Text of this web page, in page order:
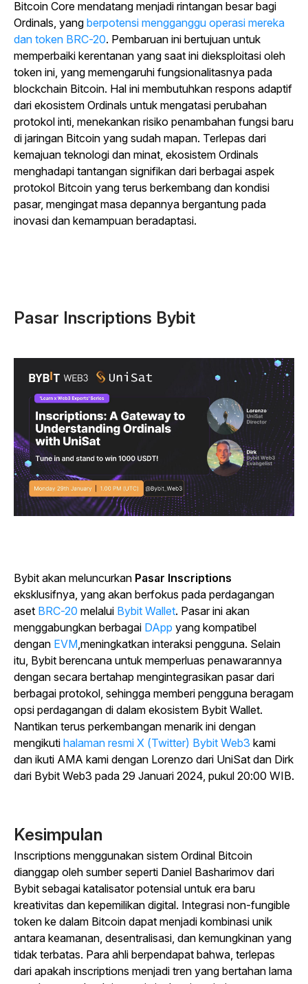
Bitcoin Core mendatang menjadi rintangan besar bagi
Ordinals, yang berpotensi mengganggu operasi mereka
dan token BRC-20. Pembaruan ini bertujuan untuk
memperbaiki kerentanan yang saat ini dieksploitasi oleh
token ini, yang memengaruhi fungsionalitasnya pada
blockchain Bitcoin. Hal ini membutuhkan respons adaptif
dari ekosistem Ordinals untuk mengatasi perubahan
protokol inti, menekankan risiko penambahan fungsi baru
di jaringan Bitcoin yang sudah mapan. Terlepas dari
kemajuan teknologi dan minat, ekosistem Ordinals
menghadapi tantangan signifikan dari berbagai aspek
protokol Bitcoin yang terus berkembang dan kondisi
pasar, mengingat masa depannya bergantung pada
inovasi dan kemampuan beradaptasi.
Pasar Inscriptions Bybit
Bybit akan meluncurkan Pasar Inscriptions
eksklusifnya, yang akan berfokus pada perdagangan
aset BRC-20 melalui Bybit Wallet. Pasar ini akan
menggabungkan berbagai DApp yang kompatibel
dengan EVM ,meningkatkan interaksi pengguna. Selain
itu, Bybit berencana untuk memperluas penawarannya
dengan secara bertahap mengintegrasikan pasar dari
berbagai protokol, sehingga memberi pengguna beragam
opsi perdagangan di dalam ekosistem Bybit Wallet.
Nantikan terus perkembangan menarik ini dengan
mengikuti halaman resmi X (Twitter) Bybit Web3 kami
dan ikuti AMA kami dengan Lorenzo dari UniSat dan Dirk
dari Bybit Web3 pada 29 Januari 2024, pukul 20:00 WIB.
Kesimpulan
Inscriptions menggunakan sistem Ordinal Bitcoin
dianggap oleh sumber seperti Daniel Basharimov dari
Bybit sebagai katalisator potensial untuk era baru
kreativitas dan kepemilikan digital. Integrasi non-fungible
token ke dalam Bitcoin dapat menjadi kombinasi unik
antara keamanan, desentralisasi, dan kemungkinan yang
tidak terbatas. Para ahli berpendapat bahwa, terlepas
dari apakah inscriptions menjadi tren yang bertahan lama